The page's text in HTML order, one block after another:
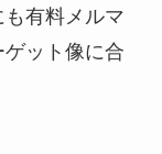
有料メルマ
ット像に合